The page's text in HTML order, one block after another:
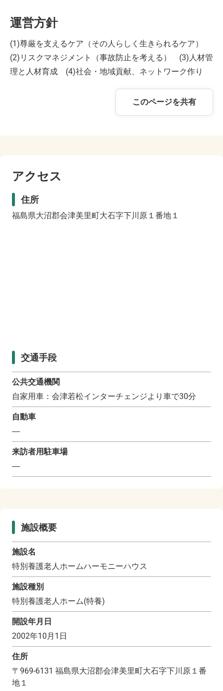
運営方針
(1)尊厳を支えるケア（その人らしく生きられるケア）
(2)リスクマネジメント（事故防止を考える） (3)人材管
理と人材育成 (4)社会・地域貢献、ネットワーク作り
このページを共有
アクセス
住所
福島県大沼郡会津美里町大石字下川原１番地１
交通手段
公共交通機関
自家用車：会津若松インターチェンジより車で30分
自動車
―
来訪者用駐車場
―
施設概要
施設名
特別養護老人ホームハーモニーハウス
施設種別
特別養護老人ホーム(特養)
開設年月日
2002年10月1日
住所
〒 969-6131 福島県大沼郡会津美里町大石字下川原１番
地１